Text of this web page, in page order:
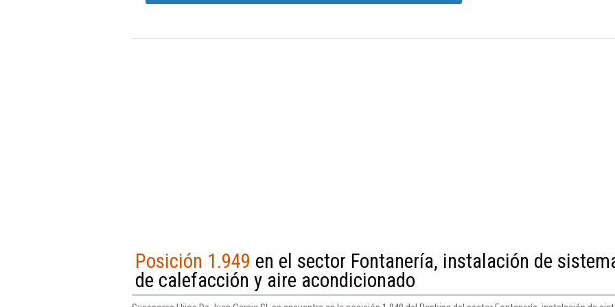
Posición 1.949 en el sector Fontanería, instalación de
de calefacción y aire acondicionado